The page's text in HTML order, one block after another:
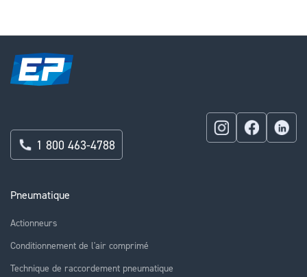
Pneumatique
Actionneurs
Conditionnement de l'air comprimé
Technique de raccordement pneumatique
1 800 463-4788